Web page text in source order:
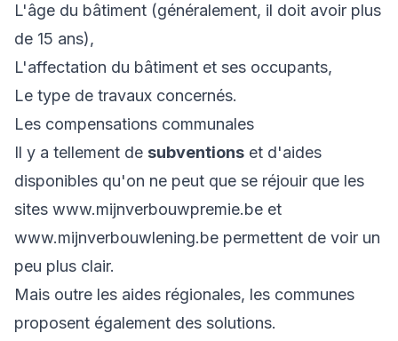
L'âge du bâtiment (généralement, il doit avoir plus
de 15 ans),
L'affectation du bâtiment et ses occupants,
Le type de travaux concernés.
Les compensations communales
Il y a tellement de subventions et d'aides
disponibles qu'on ne peut que se réjouir que les
sites www.mijnverbouwpremie.be et
www.mijnverbouwlening.be permettent de voir un
peu plus clair.
Mais outre les aides régionales, les communes
proposent également des solutions.